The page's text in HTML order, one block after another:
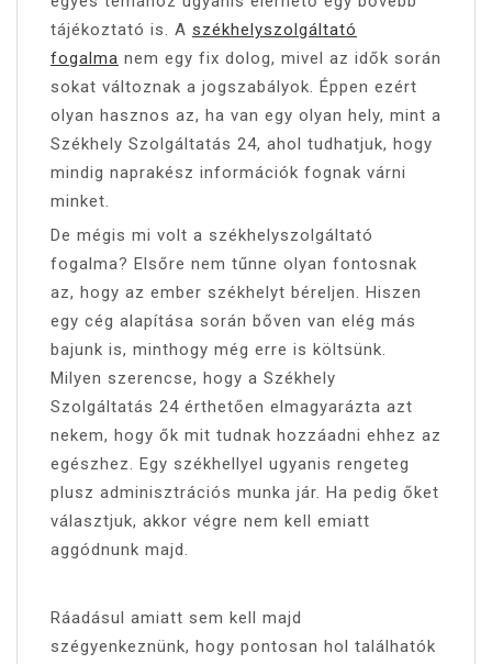
tájékoztató is. A székhelyszolgáltató
fogalma nem egy fix dolog, mivel az idők során
sokat változnak a jogszabályok. Éppen ezért
olyan hasznos az, ha van egy olyan hely, mint a
Székhely Szolgáltatás 24, ahol tudhatjuk, hogy
mindig naprakész információk fognak várni
minket.
De mégis mi volt a székhelyszolgáltató
fogalma? Elsőre nem tűnne olyan fontosnak
az, hogy az ember székhelyt béreljen. Hiszen
egy cég alapítása során bőven van elég más
bajunk is, minthogy még erre is költsünk.
Milyen szerencse, hogy a Székhely
Szolgáltatás 24 érthetően elmagyarázta azt
nekem, hogy ők mit tudnak hozzáadni ehhez az
egészhez. Egy székhellyel ugyanis rengeteg
plusz adminisztrációs munka jár. Ha pedig őket
választjuk, akkor végre nem kell emiatt
aggódnunk majd.
Ráadásul amiatt sem kell majd
szégyenkeznünk, hogy pontosan hol találhatók